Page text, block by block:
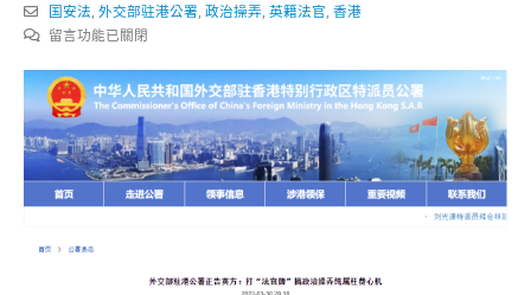
国安法, 外交部驻港公署, 政治操弄, 英籍法官, 香港
在
交
部
驻
港
公
署
告
留言功能已關閉